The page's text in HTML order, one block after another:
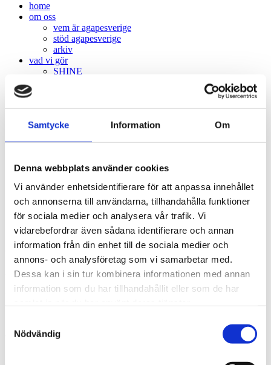
Samtycke Information Om
Denna webbplats använder cookies
Vi använder enhetsidentifierare för att anpassa innehållet
och annonserna till användarna, tillhandahålla funktioner
för sociala medier och analysera vår trafik. Vi
vidarebefordrar även sådana identifierare och annan
information från din enhet till de sociala medier och
annons- och analysföretag som vi samarbetar med.
Dessa kan i sin tur kombinera informationen med annan
information som du har tillhandahållit eller som de har
Nödvändig
home
om oss
vem är agapesverige
stöd agapesverige
arkiv
vad vi gör
SHINE
evangelisation
Gatuevangelisation
Vi brukar ofta vara på torg och sprida evangeliet, det gör vi genom
att bjuda på kaffe och då blir det automatiskt samtal med människor.
agapesverige
126 47 Skärholmen
Tel: +46 (0)8-6030949